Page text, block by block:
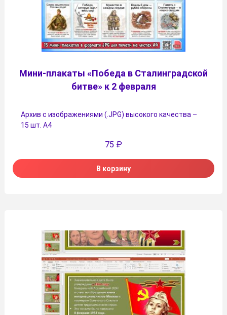
Мини-плакаты «Победа в Сталинградской
битве» к 2 февраля
Архив с изображениями (.JPG) высокого качества –
15 шт. А4
75 ₽
В корзину